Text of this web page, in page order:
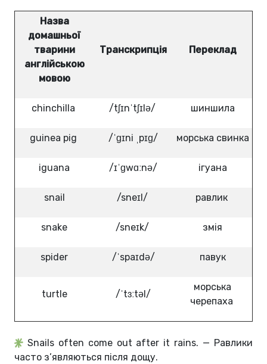
Назва
домашньої
тварини
англійською
мовою
Транскрипція Переклад
chinchilla /tʃɪnˈtʃɪlə/ шиншила
guinea pig /ˈɡɪni ˌpɪɡ/ морська свинка
iguana /ɪˈɡwɑːnə/ ігуана
snail /sneɪl/ равлик
snake /sneɪk/ змія
spider /ˈspaɪdə/ павук
turtle /ˈtɜːtəl/
морська
черепаха
Snails often come out after it rains. — Равлики
часто з’являються після дощу.